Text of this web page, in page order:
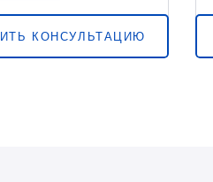
КОНСУЛЬТАЦИЮ